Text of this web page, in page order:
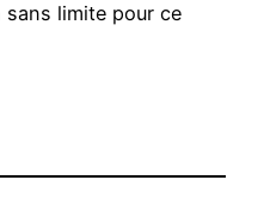
limite pour ce